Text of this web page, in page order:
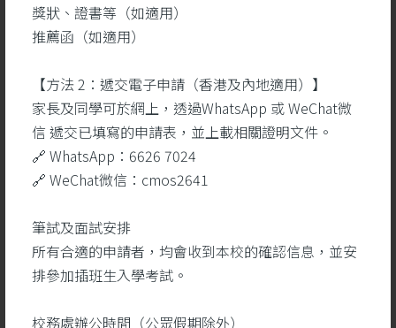
學生成就 更多
26
獎狀、證書等（如適用）
推薦函（如適用）
【方法 2：遞交電子申請（香港及內地適用）】
家長及同學可於網上，透過WhatsApp 或 WeChat微
信 遞交已填寫的申請表，並上載相關證明文件。
🔗 WhatsApp：6626 7024
🔗 WeChat微信：cmos2641
筆試及面試安排
所有合適的申請者，均會收到本校的確認信息，並安
排參加插班生入學考試。
校務處辦公時間（公眾假期除外）